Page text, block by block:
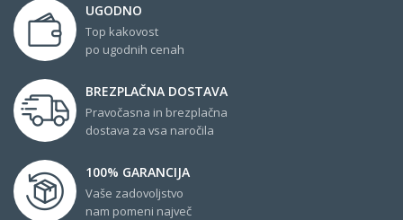
UGODNO
Top kakovost
po ugodnih cenah
BREZPLAČNA DOSTAVA
Pravočasna in brezplačna
dostava za vsa naročila
100% GARANCIJA
Vaše zadovoljstvo
nam pomeni največ